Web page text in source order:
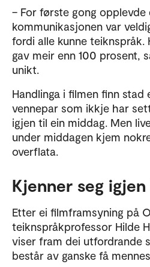
– For første gong
kommunikasjonen var
fordi alle kunne
gav meir enn 100 prosent,
unikt.
Handlinga i filmen finn
vennepar som ikkje har
igjen til ein middag. Men
under middagen kjem
overflata.
Kjenner seg
Etter ei filmframsyning på
teiknspråkprofessor Hilde
viser fram dei utfordrande
består av ganske få